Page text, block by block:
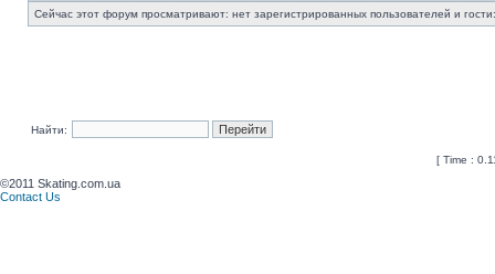
Сейчас этот форум просматривают: нет зарегистрированных пользователей и
Найти:
[ Time :
©2011 Skating.com.ua
Contact Us